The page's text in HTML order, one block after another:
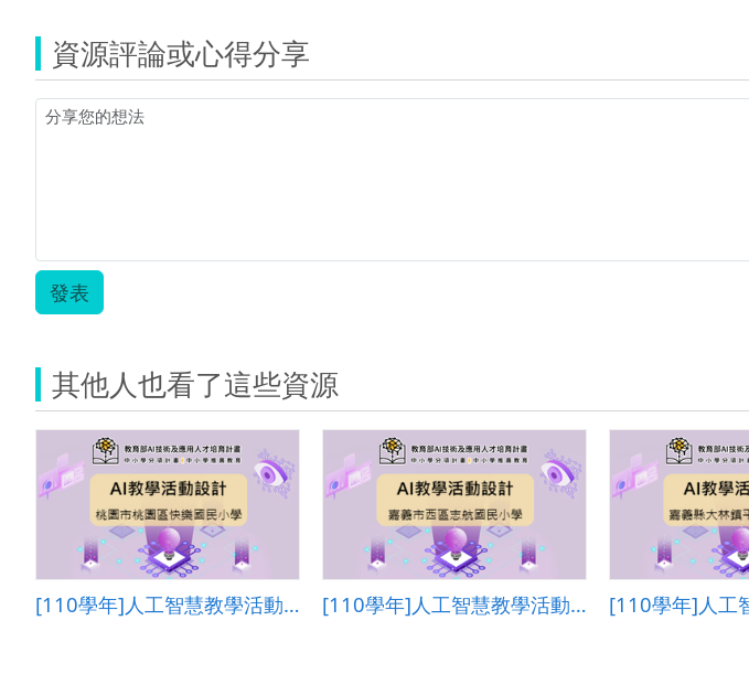
苗
栗
投
資源評論或心得分享
發表
其他人也看了這些資源
[110學年]人工智慧教學活動設計―桃園市桃園區快樂國民小學 [110學年]人工智慧教學活動設計―嘉義市西區志航國民小學